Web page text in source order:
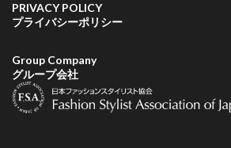
PRIVACY POLICY
プライバシーポリシー
Group Company
グループ会社